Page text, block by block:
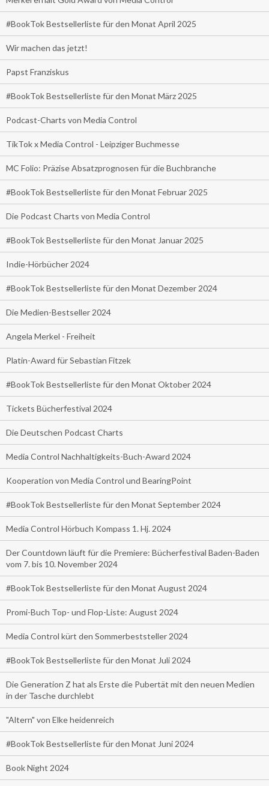
#BookTok Bestsellerliste für den Monat April 2025
Wir machen das jetzt!
Papst Franziskus
#BookTok Bestsellerliste für den Monat März 2025
Podcast-Charts von Media Control
TikTok x Media Control - Leipziger Buchmesse
MC Folio: Präzise Absatzprognosen für die Buchbranche
#BookTok Bestsellerliste für den Monat Februar 2025
Die Podcast Charts von Media Control
#BookTok Bestsellerliste für den Monat Januar 2025
Indie-Hörbücher 2024
#BookTok Bestsellerliste für den Monat Dezember 2024
Die Medien-Bestseller 2024
Angela Merkel - Freiheit
Platin-Award für Sebastian Fitzek
#BookTok Bestsellerliste für den Monat Oktober 2024
Tickets Bücherfestival 2024
Die Deutschen Podcast Charts
Media Control Nachhaltigkeits-Buch-Award 2024
Kooperation von Media Control und BearingPoint
#BookTok Bestsellerliste für den Monat September 2024
Media Control Hörbuch Kompass 1. Hj. 2024
Der Countdown läuft für die Premiere: Bücherfestival Baden-Baden
vom 7. bis 10. November 2024
#BookTok Bestsellerliste für den Monat August 2024
Promi-Buch Top- und Flop-Liste: August 2024
Media Control kürt den Sommerbeststeller 2024
#BookTok Bestsellerliste für den Monat Juli 2024
Die Generation Z hat als Erste die Pubertät mit den neuen Medien
in der Tasche durchlebt
"Altern" von Elke heidenreich
#BookTok Bestsellerliste für den Monat Juni 2024
Book Night 2024